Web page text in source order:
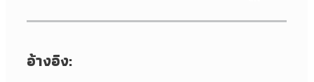
อ้างอิง: